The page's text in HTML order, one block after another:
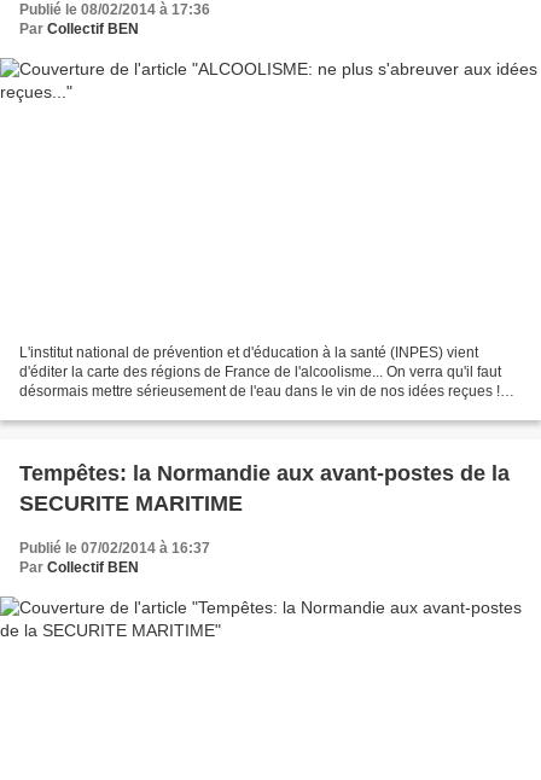
Publié le 08/02/2014 à 17:36
Par Collectif BEN
L'institut national de prévention et d'éducation à la santé (INPES) vient
d'éditer la carte des régions de France de l'alcoolisme... On verra qu'il faut
désormais mettre sérieusement de l'eau dans le vin de nos idées reçues !
Tempêtes: la Normandie aux avant-postes de la
SECURITE MARITIME
Publié le 07/02/2014 à 16:37
Par Collectif BEN